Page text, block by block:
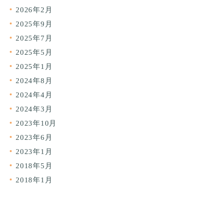
2026年2月
2025年9月
2025年7月
2025年5月
2025年1月
2024年8月
2024年4月
2024年3月
2023年10月
2023年6月
2023年1月
2018年5月
2018年1月